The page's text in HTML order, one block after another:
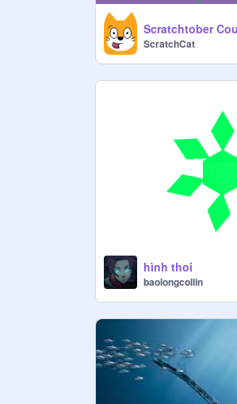
ScratchCat
hình thoi
baolongcollin